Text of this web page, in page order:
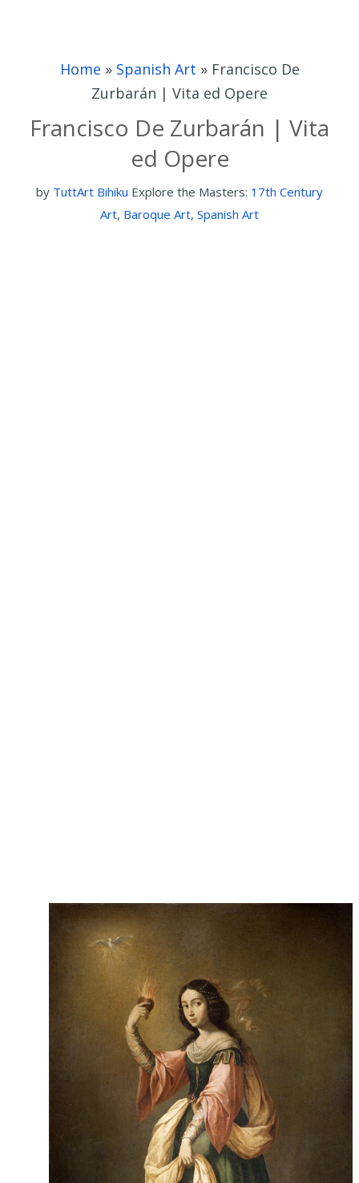
Home » Spanish Art » Francisco De
Zurbarán | Vita ed Opere
Francisco De Zurbarán | Vita
ed Opere
by TuttArt Bihiku Explore the Masters: 17th Century
Art, Baroque Art, Spanish Art